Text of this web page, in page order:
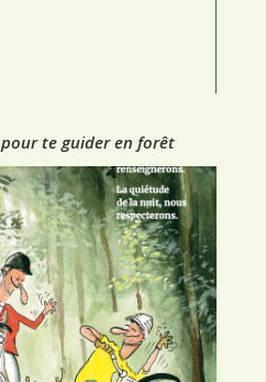
te guider en forêt